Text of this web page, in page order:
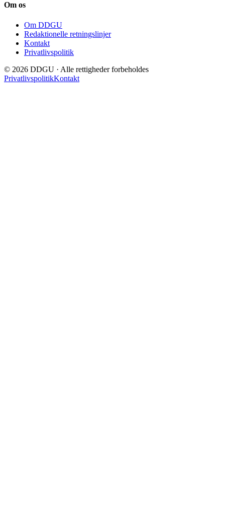
Om os
Om DDGU
Redaktionelle retningslinjer
Kontakt
Privatlivspolitik
© 2026 DDGU · Alle rettigheder forbeholdes
PrivatlivspolitikKontakt